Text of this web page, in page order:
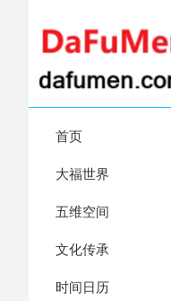
首页
大福世界
五维空间
文化传承
时间日历